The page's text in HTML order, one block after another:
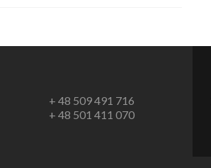
+ 48 509 491 716
+ 48 501 411 070